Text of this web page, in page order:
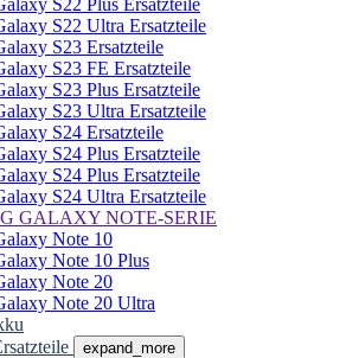
S22 Ultra Ersatzteile
S23 Ersatzteile
S23 FE Ersatzteile
S23 Plus Ersatzteile
S23 Ultra Ersatzteile
S24 Ersatzteile
S24 Plus Ersatzteile
S24 Plus Ersatzteile
S24 Ultra Ersatzteile
GALAXY NOTE-SERIE
Note 10
Note 10 Plus
Note 20
Note 20 Ultra
expand_more